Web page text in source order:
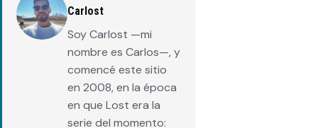
Carlost
Soy Carlost —mi
nombre es Carlos—, y
comencé este sitio
en 2008, en la época
en que Lost era la
serie del momento: